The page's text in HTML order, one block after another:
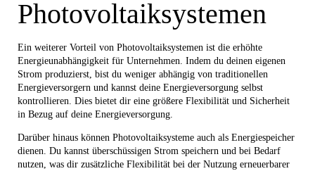
Photovoltaiksystemen
Ein weiterer Vorteil von Photovoltaiksystemen ist die erhöhte
Energieunabhängigkeit für Unternehmen. Indem du deinen eigenen
Strom produzierst, bist du weniger abhängig von traditionellen
Energieversorgern und kannst deine Energieversorgung selbst
kontrollieren. Dies bietet dir eine größere Flexibilität und Sicherheit
in Bezug auf deine Energieversorgung.
Darüber hinaus können Photovoltaiksysteme auch als Energiespeicher
dienen. Du kannst überschüssigen Strom speichern und bei Bedarf
nutzen, was dir zusätzliche Flexibilität bei der Nutzung erneuerbarer